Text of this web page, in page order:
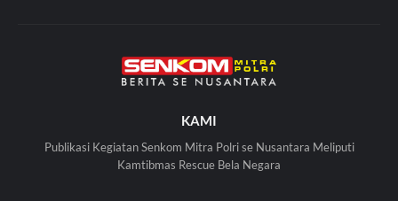
KAMI
Publikasi Kegiatan Senkom Mitra Polri se Nusantara Meliputi
Kamtibmas Rescue Bela Negara